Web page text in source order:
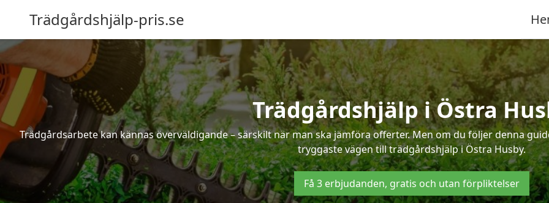
Trädgårdshjälp-pris.se
Trädgårdshjälp i Östra
Trädgårdsarbete kan kännas överväldigande – särskilt när man ska jämföra offerter. Men om du följer denna
tryggaste vägen till trädgårdshjälp i Östra Husby.
Få 3 erbjudanden, gratis och utan förpliktelser